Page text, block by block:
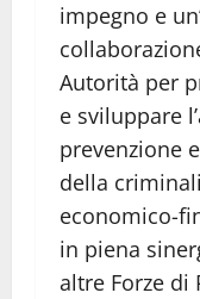
impegno e
Autorità per
e sviluppare
prevenzione
della
economico-
in piena
altre Forze di